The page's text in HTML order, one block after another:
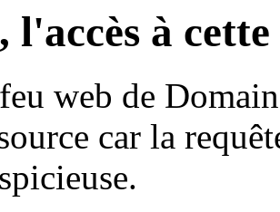
l'accès à
web de
car la